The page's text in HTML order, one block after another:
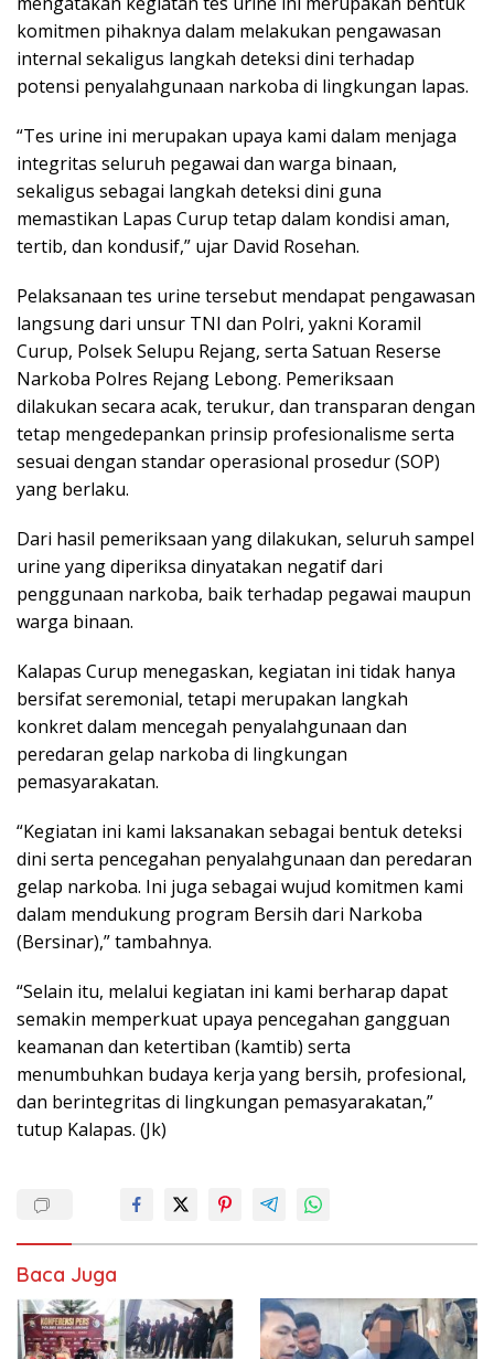
komitmen pihaknya dalam melakukan pengawasan
internal sekaligus langkah deteksi dini terhadap
potensi penyalahgunaan narkoba di lingkungan lapas.
“Tes urine ini merupakan upaya kami dalam menjaga
integritas seluruh pegawai dan warga binaan,
sekaligus sebagai langkah deteksi dini guna
memastikan Lapas Curup tetap dalam kondisi aman,
tertib, dan kondusif,” ujar David Rosehan.
Pelaksanaan tes urine tersebut mendapat pengawasan
langsung dari unsur TNI dan Polri, yakni Koramil
Curup, Polsek Selupu Rejang, serta Satuan Reserse
Narkoba Polres Rejang Lebong. Pemeriksaan
dilakukan secara acak, terukur, dan transparan dengan
tetap mengedepankan prinsip profesionalisme serta
sesuai dengan standar operasional prosedur (SOP)
yang berlaku.
Dari hasil pemeriksaan yang dilakukan, seluruh sampel
urine yang diperiksa dinyatakan negatif dari
penggunaan narkoba, baik terhadap pegawai maupun
warga binaan.
Kalapas Curup menegaskan, kegiatan ini tidak hanya
bersifat seremonial, tetapi merupakan langkah
konkret dalam mencegah penyalahgunaan dan
peredaran gelap narkoba di lingkungan
pemasyarakatan.
“Kegiatan ini kami laksanakan sebagai bentuk deteksi
dini serta pencegahan penyalahgunaan dan peredaran
gelap narkoba. Ini juga sebagai wujud komitmen kami
dalam mendukung program Bersih dari Narkoba
(Bersinar),” tambahnya.
“Selain itu, melalui kegiatan ini kami berharap dapat
semakin memperkuat upaya pencegahan gangguan
keamanan dan ketertiban (kamtib) serta
menumbuhkan budaya kerja yang bersih, profesional,
dan berintegritas di lingkungan pemasyarakatan,”
tutup Kalapas. (Jk)
Baca Juga